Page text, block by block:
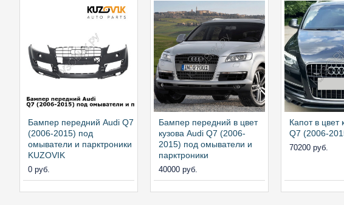
Бампер передний Audi Q7
(2006-2015) под
омыватели и парктроники
KUZOVIK
0 руб.
Бампер передний в цвет
кузова Audi Q7 (2006-
2015) под омыватели и
парктроники
40000 руб.
Капот в цвет
Q7 (2006-
70200 руб.